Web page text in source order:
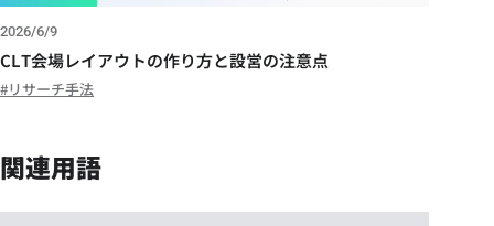
2026/6/9
CLT会場レイアウトの作り方と設営の注意点
リサーチ手法
関連用語